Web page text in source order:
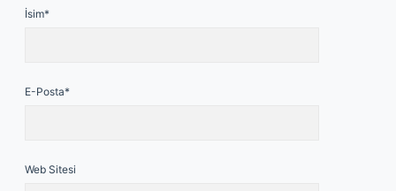
İsim*
E-Posta*
Web Sitesi